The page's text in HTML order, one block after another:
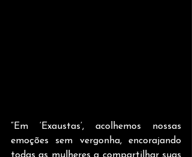
“Em ‘Exaustas’, acolhemos nossas
emoções sem vergonha, encorajando